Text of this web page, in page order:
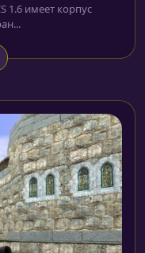
1.6 имеет корпус